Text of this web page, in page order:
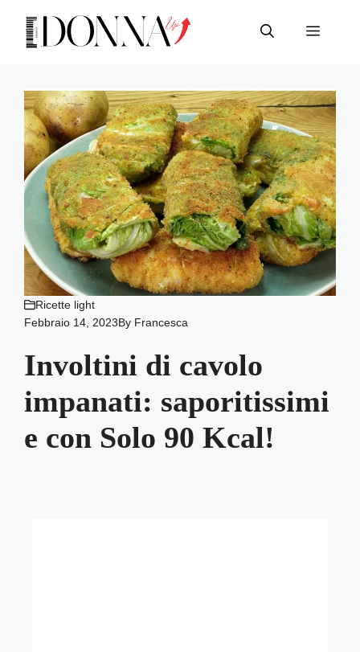
contenuto
Menu
Ricette light
Febbraio 14, 2023By Francesca
Involtini di cavolo
impanati: saporitissimi
e con Solo 90 Kcal!